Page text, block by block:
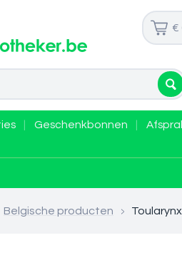
€
Geschenkbonnen
Belgische producten >